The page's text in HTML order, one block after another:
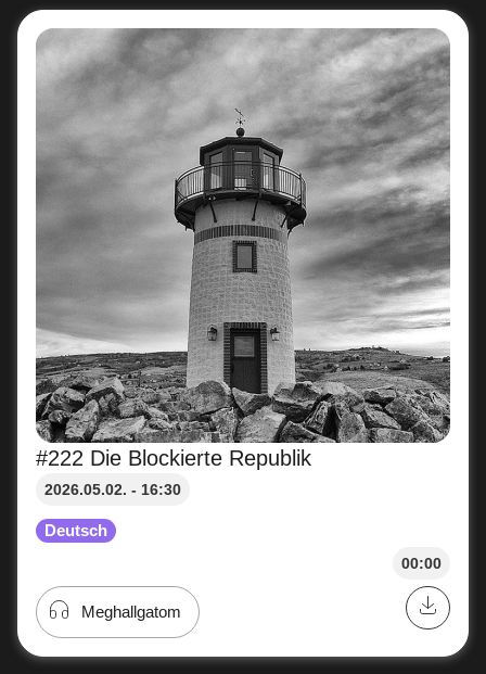
#222 Die Blockierte Republik
2026.05.02. - 16:30
Deutsch
00:00
Meghallgatom